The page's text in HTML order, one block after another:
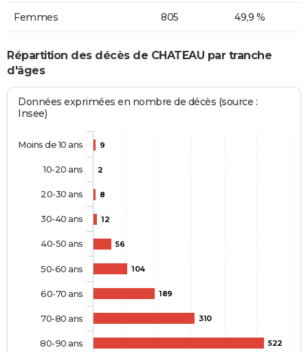
Femmes 805 49,9 %
Répartition des décès de CHATEAU par tranche
d'âges
Données exprimées en nombre de décès (source :
Insee)
9
2
8
12
56
104
189
310
522
Moins de 10 ans
10-20 ans
20-30 ans
30-40 ans
40-50 ans
50-60 ans
60-70 ans
70-80 ans
80-90 ans